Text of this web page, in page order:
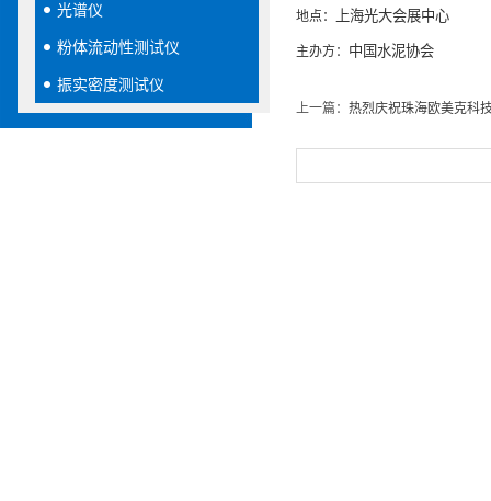
光谱仪
粉体流动性测试仪
振实密度测试仪
地点： 上海光大会展中心
主办方： 中国水泥协会
上一篇： 热烈庆祝珠海欧美克科